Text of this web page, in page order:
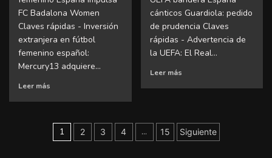
FC Badalona Women
Claves rápidas - Inversión
extranjera en fútbol
femenino español:
Mercury13 adquiere...
Leer más
cánticos Guardiola: pedido
de prudencia Claves
rápidas - Advertencia de
la UEFA: El Real...
Leer más
Paginación
1 2 3 4 … 15 Siguiente